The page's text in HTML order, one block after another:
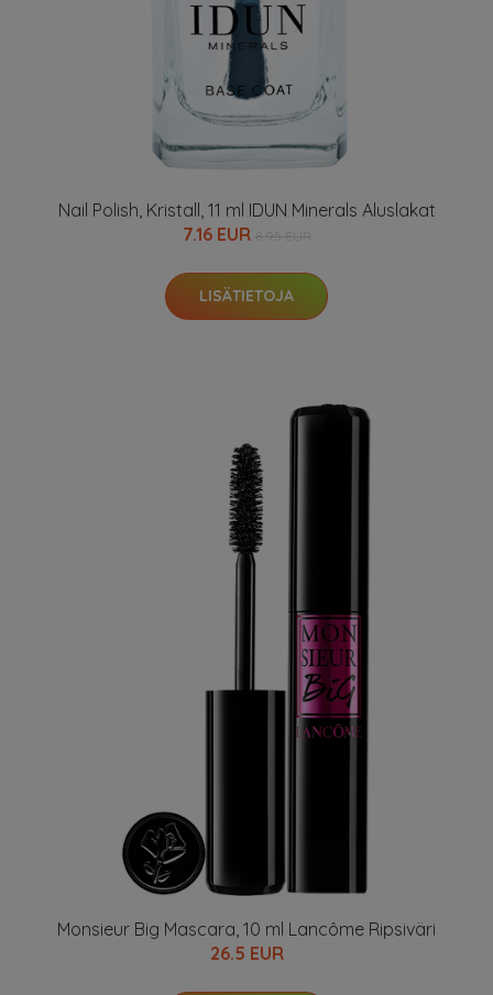
Nail Polish, Kristall, 11 ml IDUN Minerals Aluslakat
7.16 EUR
LISÄTIETOJA
Monsieur Big Mascara, 10 ml Lancôme Ripsiväri
26.5 EUR